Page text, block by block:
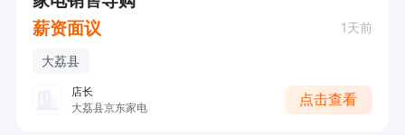
薪资面议
1天前
大荔县
店长
大荔县京东家电
点击查看